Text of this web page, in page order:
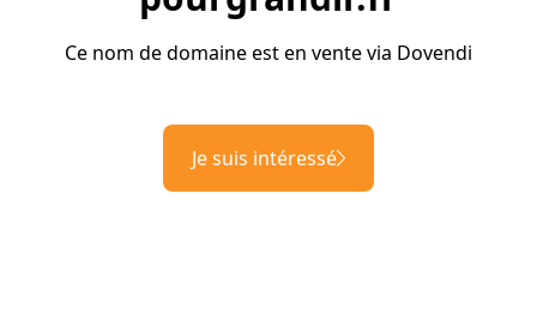
Ce nom de domaine est en vente via Dovendi
Je suis intéressé